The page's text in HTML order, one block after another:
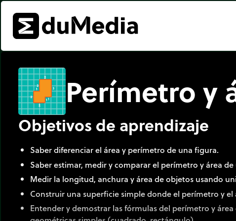
Perímetro y
Objetivos de aprendizaje
Saber diferenciar el área y perímetro de una figura.
Saber estimar, medir y comparar el perímetro y área
Medir la longitud, anchura y área de objetos usando
Construir una superficie simple donde el perímetro y el
Entender y demostrar las fórmulas del perímetro y